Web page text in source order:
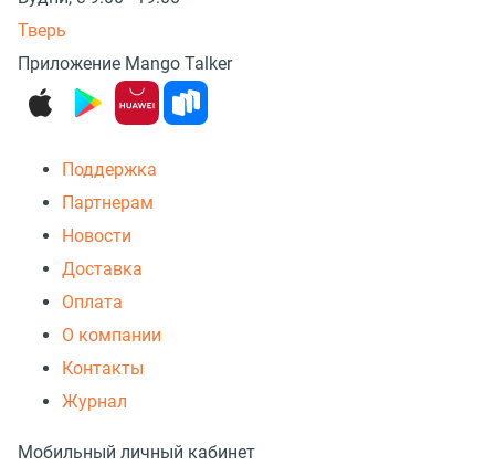
Тверь
Приложение Mango Talker
Поддержка
Партнерам
Новости
Доставка
Оплата
О компании
Контакты
Журнал
Мобильный личный кабинет